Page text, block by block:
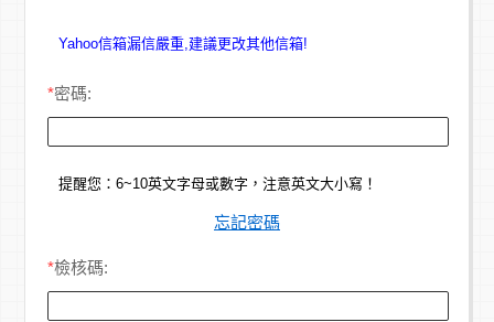
Yahoo信箱漏信嚴重,建議更改其他信箱!
*密碼:
提醒您：6~10英文字母或數字，注意英文大小寫！
忘記密碼
*檢核碼: